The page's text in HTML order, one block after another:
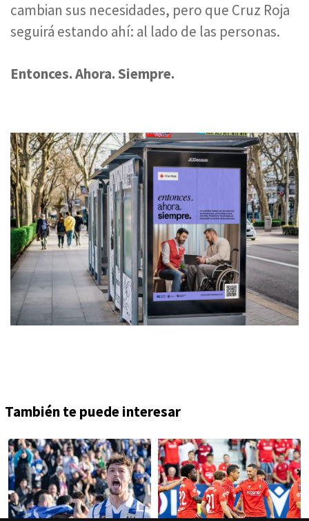
cambian sus necesidades, pero que Cruz Roja
seguirá estando ahí: al lado de las personas.
Entonces. Ahora. Siempre.
También te puede interesar